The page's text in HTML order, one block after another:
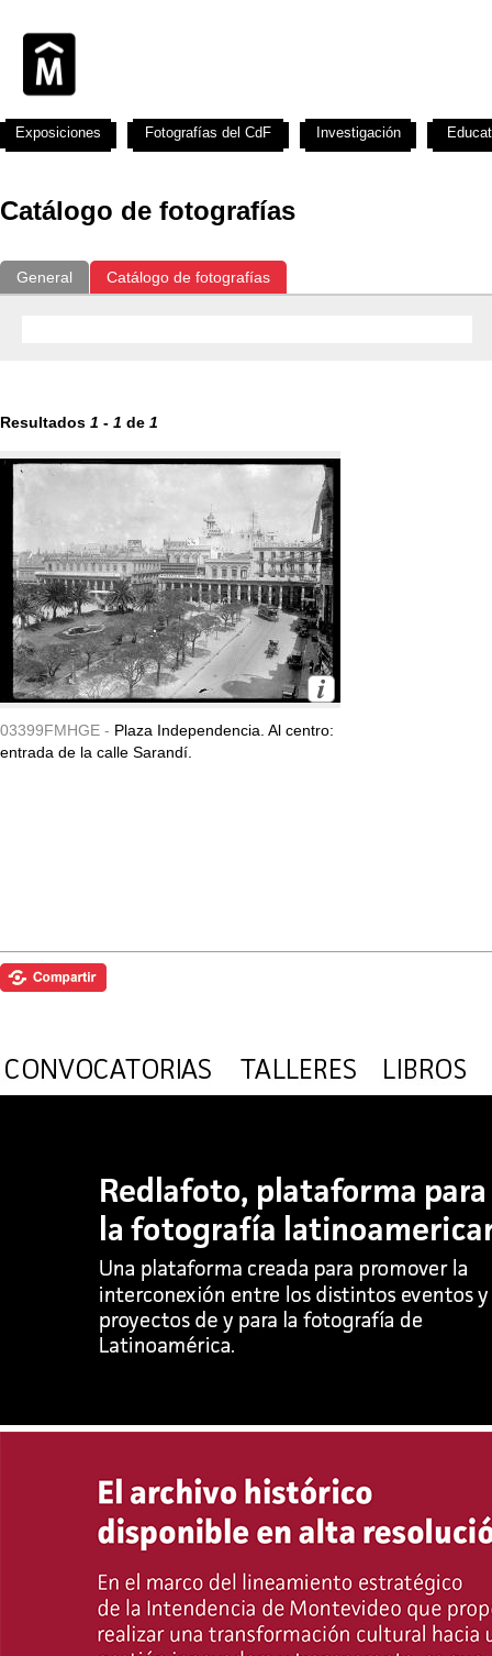
Catálogo de fotografías
General Catálogo de fotografías
Resultados 1 - 1 de 1
03399FMHGE - Plaza Independencia. Al centro:
entrada de la calle Sarandí.
Exposiciones Fotografías del CdF Investigación